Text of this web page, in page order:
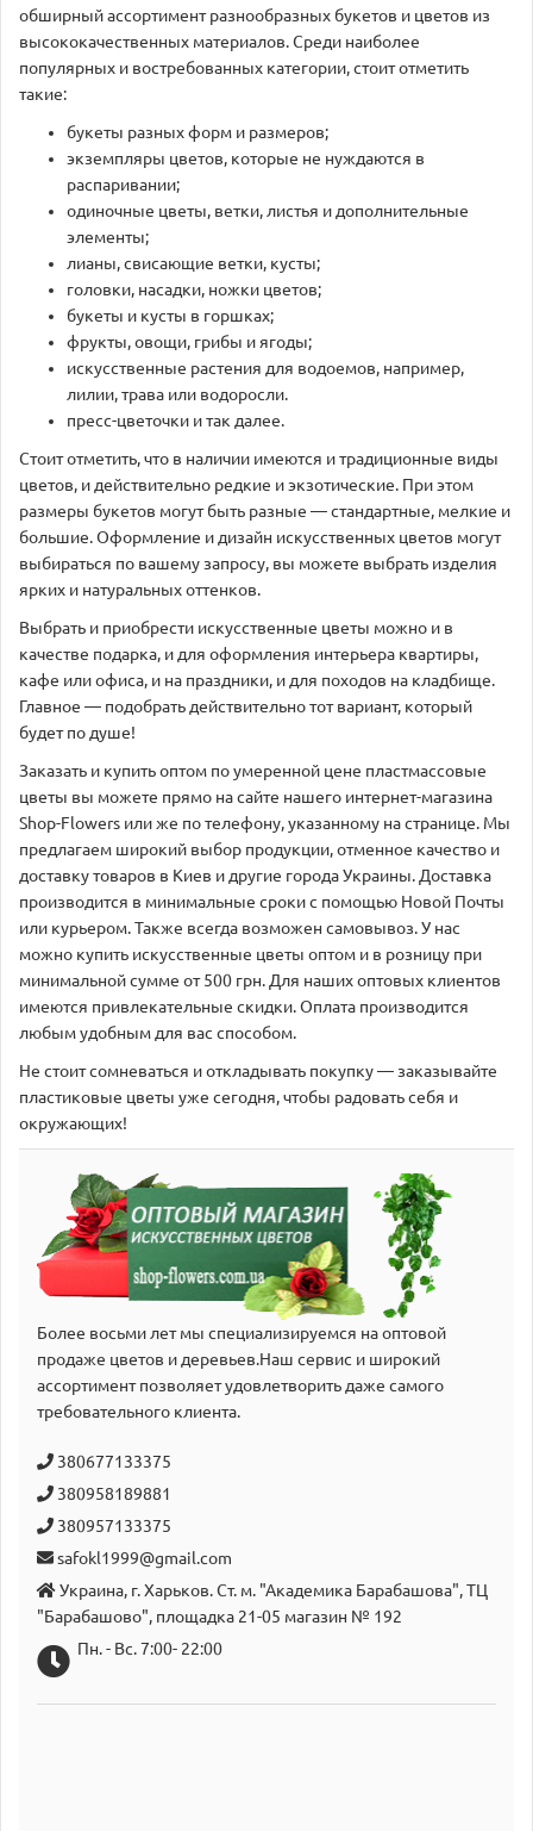
обширный ассортимент разнообразных букетов и цветов из
высококачественных материалов. Среди наиболее
популярных и востребованных категории, стоит отметить
такие:
букеты разных форм и размеров;
экземпляры цветов, которые не нуждаются в
распаривании;
одиночные цветы, ветки, листья и дополнительные
элементы;
лианы, свисающие ветки, кусты;
головки, насадки, ножки цветов;
букеты и кусты в горшках;
фрукты, овощи, грибы и ягоды;
искусственные растения для водоемов, например,
лилии, трава или водоросли.
пресс-цветочки и так далее.
Стоит отметить, что в наличии имеются и традиционные виды
цветов, и действительно редкие и экзотические. При этом
размеры букетов могут быть разные — стандартные, мелкие и
большие. Оформление и дизайн искусственных цветов могут
выбираться по вашему запросу, вы можете выбрать изделия
ярких и натуральных оттенков.
Выбрать и приобрести искусственные цветы можно и в
качестве подарка, и для оформления интерьера квартиры,
кафе или офиса, и на праздники, и для походов на кладбище.
Главное — подобрать действительно тот вариант, который
будет по душе!
Заказать и купить оптом по умеренной цене пластмассовые
цветы вы можете прямо на сайте нашего интернет-магазина
Shop-Flowers или же по телефону, указанному на странице. Мы
предлагаем широкий выбор продукции, отменное качество и
доставку товаров в Киев и другие города Украины. Доставка
производится в минимальные сроки с помощью Новой Почты
или курьером. Также всегда возможен самовывоз. У нас
можно купить искусственные цветы оптом и в розницу при
минимальной сумме от 500 грн. Для наших оптовых клиентов
имеются привлекательные скидки. Оплата производится
любым удобным для вас способом.
Не стоит сомневаться и откладывать покупку — заказывайте
пластиковые цветы уже сегодня, чтобы радовать себя и
окружающих!
Более восьми лет мы специализируемся на оптовой
продаже цветов и деревьев.Наш сервис и широкий
аcсортимент позволяет удовлетворить даже самого
требовательного клиента.
380677133375
380958189881
380957133375
safokl1999@gmail.com
Украина, г. Харьков. Ст. м. "Академика Барабашова", ТЦ
"Барабашово", площадка 21-05 магазин № 192
Пн. - Вс. 7:00- 22:00